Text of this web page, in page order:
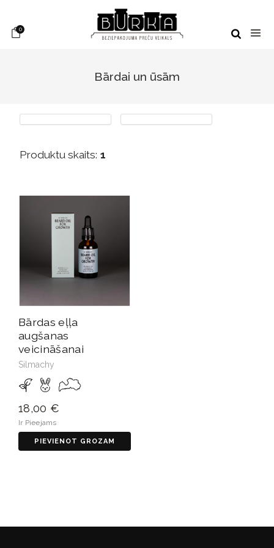
0
Bārdai un ūsām
Produktu skaits: 1
Bārdas eļļa
augšanas
veicināšanai
Silmachy
18,00 €
Ir Pieejams
PIEVIENOT GROZAM